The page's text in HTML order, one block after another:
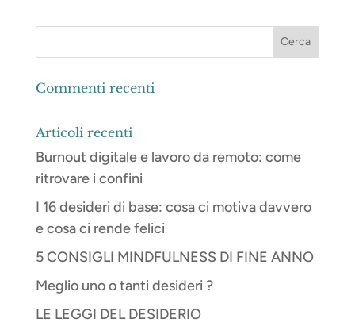
Commenti recenti
Articoli recenti
Burnout digitale e lavoro da remoto: come
ritrovare i confini
I 16 desideri di base: cosa ci motiva davvero
e cosa ci rende felici
5 CONSIGLI MINDFULNESS DI FINE ANNO
Meglio uno o tanti desideri ?
LE LEGGI DEL DESIDERIO